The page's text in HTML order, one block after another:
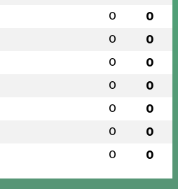
0 0
0 0
0 0
0 0
0 0
0 0
0 0